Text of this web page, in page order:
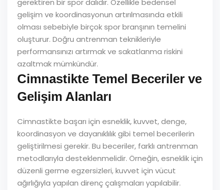
gerektiren bir spor dalıdır. Özellikle bedensel
gelişim ve koordinasyonun artırılmasında etkili
olması sebebiyle birçok spor branşının temelini
oluşturur. Doğru antrenman teknikleriyle
performansınızı artırmak ve sakatlanma riskini
azaltmak mümkündür.
Cimnastikte Temel Beceriler ve
Gelişim Alanları
Cimnastikte başarı için esneklik, kuvvet, denge,
koordinasyon ve dayanıklılık gibi temel becerilerin
geliştirilmesi gerekir. Bu beceriler, farklı antrenman
metodlarıyla desteklenmelidir. Örneğin, esneklik için
düzenli germe egzersizleri, kuvvet için vücut
ağırlığıyla yapılan direnç çalışmaları yapılabilir.